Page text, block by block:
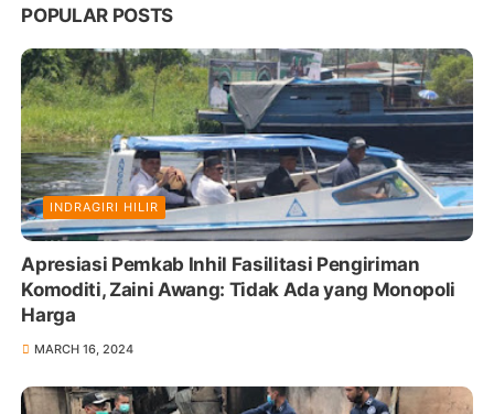
POPULAR POSTS
INDRAGIRI HILIR
Apresiasi Pemkab Inhil Fasilitasi Pengiriman
Komoditi, Zaini Awang: Tidak Ada yang Monopoli
Harga
MARCH 16, 2024